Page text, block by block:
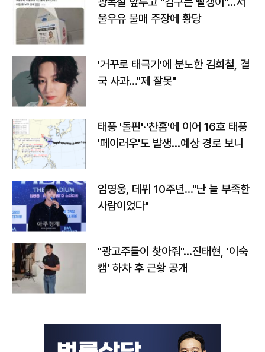
울우유 불매 주장에 황당
'거꾸로 태극기'에 분노한 김희철, 결
국 사과…"제 잘못"
태풍 '돌핀'·'찬홈'에 이어 16호 태풍
'페이러우'도 발생…예상 경로 보니
임영웅, 데뷔 10주년…"난 늘 부족한
사람이었다"
"광고주들이 찾아줘"…진태현, '이숙
캠' 하차 후 근황 공개